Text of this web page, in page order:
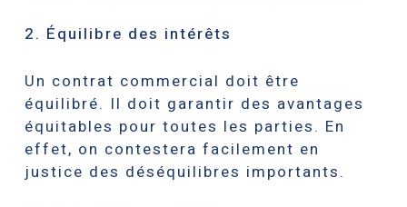
2. Équilibre des intérêts
Un contrat commercial doit être
équilibré. Il doit garantir des avantages
équitables pour toutes les parties. En
effet, on contestera facilement en
justice des déséquilibres importants.